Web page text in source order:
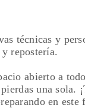
técnicas y
repostería.
abierto a
una sola.
en este